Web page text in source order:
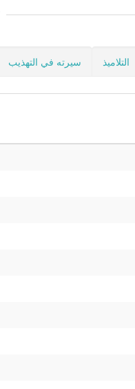
التلاميذ سيرته في التهذيب